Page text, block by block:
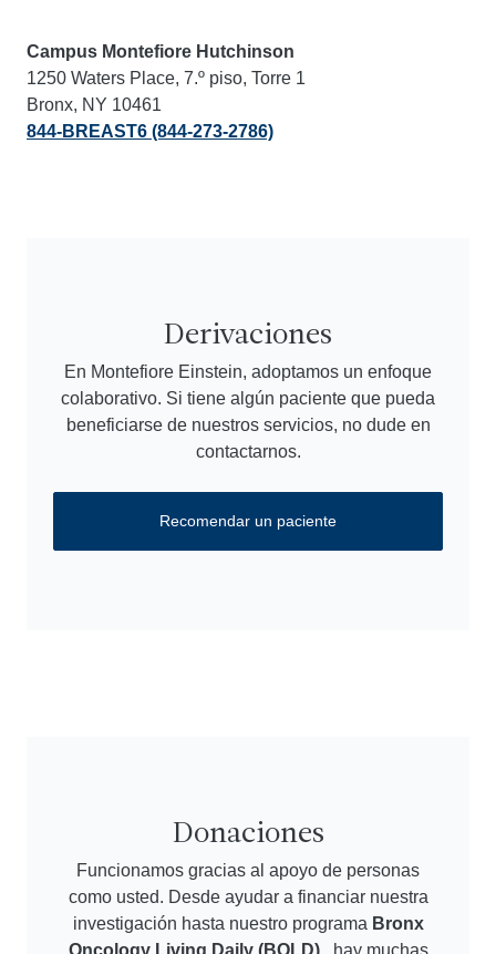
Campus Montefiore Hutchinson
1250 Waters Place, 7.º piso, Torre 1
Bronx, NY 10461
844-BREAST6 (844-273-2786)
Derivaciones
En Montefiore Einstein, adoptamos un enfoque
colaborativo. Si tiene algún paciente que pueda
beneficiarse de nuestros servicios, no dude en
contactarnos.
Recomendar un paciente
Donaciones
Funcionamos gracias al apoyo de personas
como usted. Desde ayudar a financiar nuestra
investigación hasta nuestro programa Bronx
Oncology Living Daily (BOLD) , hay muchas